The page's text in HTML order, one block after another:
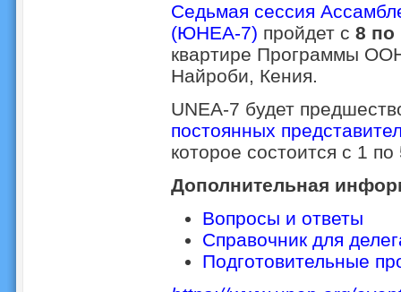
Седьмая сессия
(ЮНЕА-7) пройдет с 8 по
квартире Программы
Найроби, Кения.
UNEA-7 будет
постоянных
которое состоится с 1
Дополнительная
Вопросы и ответы
Справочник для
Подготовительные